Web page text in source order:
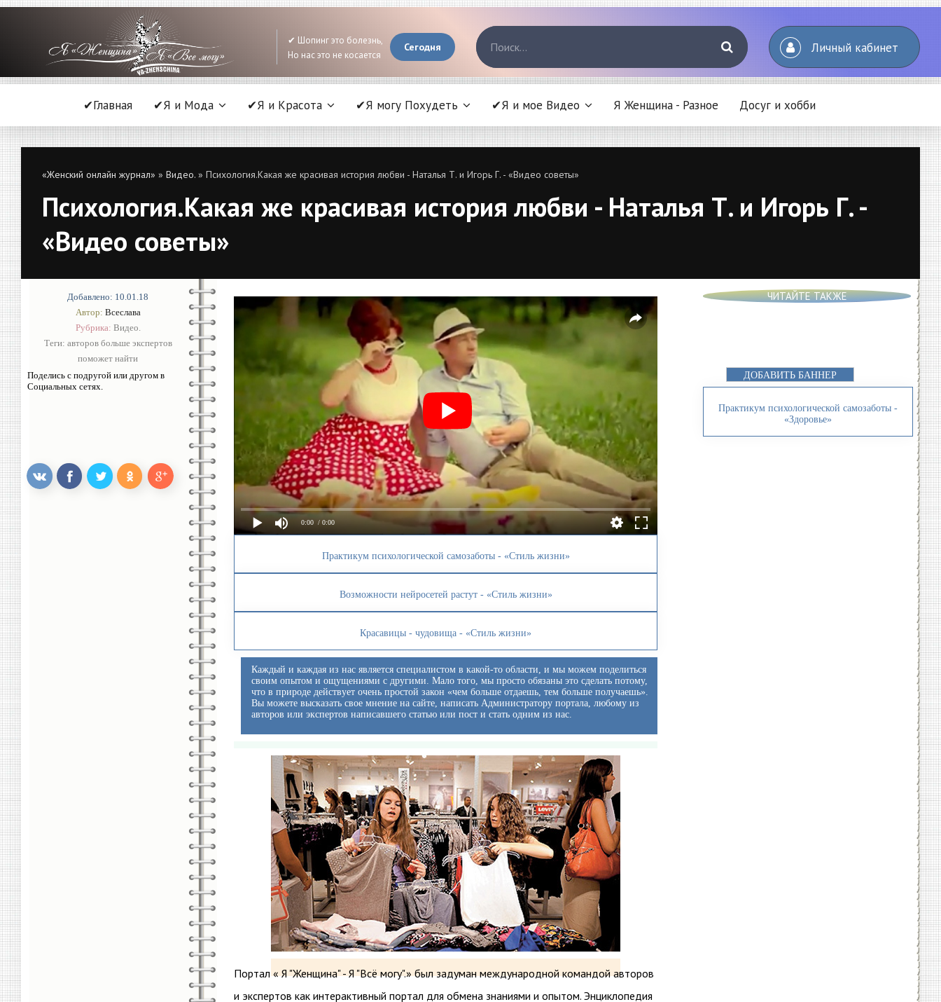
✔ Шопинг это болезнь,
Но нас это не косается
Сегодня Личный кабинет
✔Главная ✔Я и Мода ✔Я и Красота ✔Я могу Похудеть ✔Я и мое Видео Я Женщина - Разное Досуг и хобби
«Женский онлайн журнал» » Видео. » Психология.Какая же красивая история любви - Наталья Т. и Игорь Г. - «Видео советы»
Психология.Какая же красивая история любви - Наталья Т. и Игорь Г. -
«Видео советы»
Добавлено: 10.01.18
Автор: Всеслава
Рубрика: Видео.
Теги: авторов больше экспертов
поможет найти
Поделись с подругой или другом в
Социальных сетях.
0:00 / 0:00
Практикум психологической самозаботы - «Стиль жизни»
Возможности нейросетей растут - «Стиль жизни»
Красавицы - чудовища - «Стиль жизни»
Каждый и каждая из нас является специалистом в какой-то области, и мы можем поделиться
своим опытом и ощущениями с другими. Мало того, мы просто обязаны это сделать потому,
что в природе действует очень простой закон «чем больше отдаешь, тем больше получаешь».
Вы можете высказать свое мнение на сайте, написать Администратору портала, любому из
авторов или экспертов написавшего статью или пост и стать одним из нас.
Портал « Я "Женщина" - Я "Всё могу".» был задуман международной командой авторов
и экспертов как интерактивный портал для обмена знаниями и опытом. Энциклопедия
ЧИТАЙТЕ ТАКЖЕ
ДОБАВИТЬ БАННЕР
Практикум психологической самозаботы -
«Здоровье»